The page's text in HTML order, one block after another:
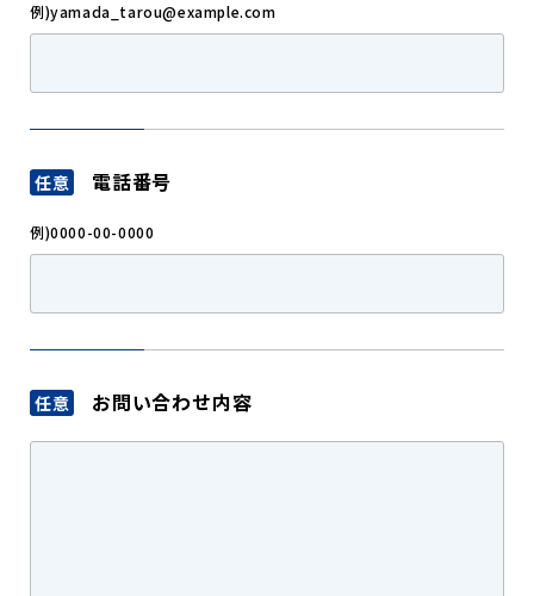
例)yamada_tarou@example.com
任意 電話番号
例)0000-00-0000
任意 お問い合わせ内容